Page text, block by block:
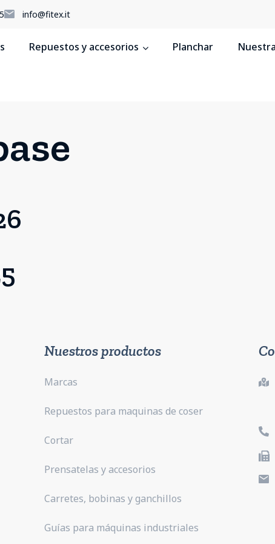
info@fitex.it
Repuestos y accesorios Planchar
Nuestros productos
Marcas
Repuestos para maquinas de coser
Cortar
Prensatelas y accesorios
Carretes, bobinas y ganchillos
Guías para máquinas industriales